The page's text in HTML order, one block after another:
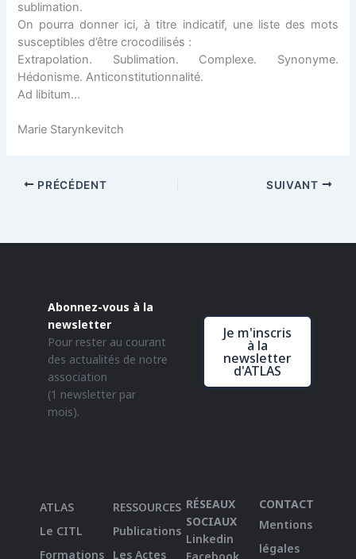
sublimation.
On pourra donner ici, à titre indicatif, une liste des mots
susceptibles d’être crocodilisés :
Extrapolation. Sublimation. Complexe. Synonyme.
Hédonisme. Anticonstitutionnalité.
Ad libitum…
Marie Starynkevitch
PRÉCÉDENT SUIVANT
Abonnez-vous à la
newsletter
Pour rester au courant
des actualités de notre
association
(1 newsletter par
mois).
Je m'inscris
à la
newsletter
d'ATLAS
ATLAS
Le CITL
Formations
RESSOURCES
Publications
Les Actes
RÉSEAUX
SOCIAUX
Linkedin
CONTACT
Mentions
légales